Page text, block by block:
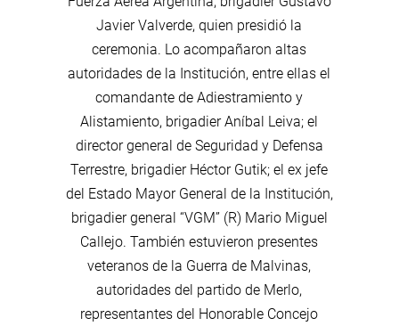
Javier Valverde, quien presidió la
ceremonia. Lo acompañaron altas
autoridades de la Institución, entre ellas el
comandante de Adiestramiento y
Alistamiento, brigadier Aníbal Leiva; el
director general de Seguridad y Defensa
Terrestre, brigadier Héctor Gutik; el ex jefe
del Estado Mayor General de la Institución,
brigadier general “VGM” (R) Mario Miguel
Callejo. También estuvieron presentes
veteranos de la Guerra de Malvinas,
autoridades del partido de Merlo,
representantes del Honorable Concejo